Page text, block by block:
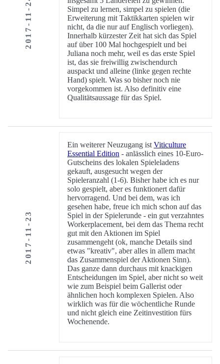
2017-11-24
Simpel zu lernen, simpel zu spielen (die
Erweiterung mit Taktikkarten spielen wir
nicht, da die nur auf Englisch vorliegen).
Innerhalb kürzester Zeit hat sich das Spiel
auf über 100 Mal hochgespielt und bei
Juliana noch mehr, weil es das erste Spiel
ist, das sie freiwillig zwischendurch
auspackt und alleine (linke gegen rechte
Hand) spielt. Was so bisher noch nie
vorgekommen ist. Also definitiv eine
Qualitätsaussage für das Spiel.
2017-11-23
Ein weiterer Neuzugang ist Viticulture
Essential Edition - anlässlich eines 10-Euro-
Gutscheins des lokalen Spieleladens
gekauft, ausgesucht wegen der
Spieleranzahl (1-6). Bisher habe ich es nur
solo gespielt, aber es funktionert dafür
hervorragend. Und bei dem, was ich
gesehen habe, freue ich mich schon auf das
Spiel in der Spielerunde - ein gut verzahntes
Workerplacement, bei dem das Thema recht
gut mit den Aktionen im Spiel
zusammengeht (ok, manche Details sind
etwas "kreativ", aber alles in allem macht
das Zusammenspiel der Aktionen Sinn).
Das ganze dann durchaus mit knackigen
Entscheidungen im Spiel, aber nicht so weit
wie zum Beispiel beim Gallerist oder
ähnlichen hoch komplexen Spielen. Also
wirklich was für die wöchentliche Runde
und nicht gleich eine Zeitinvestition fürs
Wochenende.